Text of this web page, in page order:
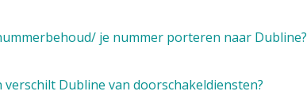
je nummer porteren naar Dubline?
verschilt Dubline van doorschakeldiensten?